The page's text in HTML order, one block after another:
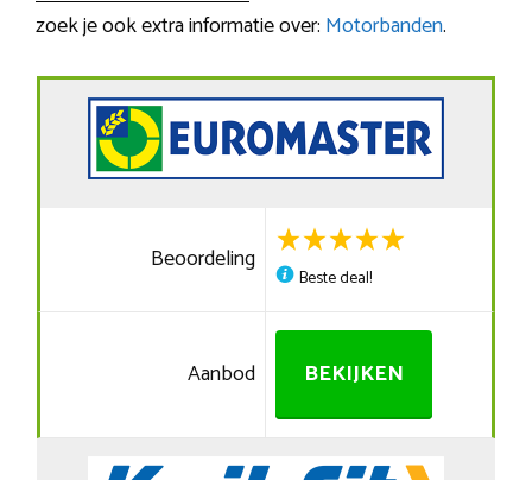
zoek je ook extra informatie over: Motorbanden.
Beoordeling
Beste deal!
Aanbod BEKIJKEN